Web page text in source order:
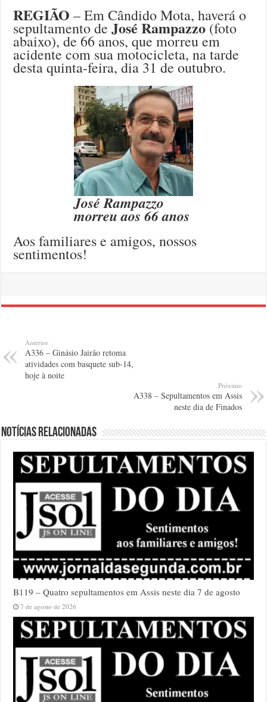
REGIÃO– Em Cândido Mota, haverá o
sepultamento deJosé Rampazzo (foto
abaixo), de 66 anos, que morreu em
acidente com sua motocicleta, na tarde
desta quinta-feira, dia 31 de outubro.
José Rampazzo
morreu aos 66 anos
Aos familiares e amigos, nossos
sentimentos!
Anterior
A336 – Ginásio Jairão retoma
atividades com basquete sub-14,
hoje à noite
Próximo
A338 – Sepultamentos em Assis
neste dia de Finados
Notícias relacionadas
B119 – Quatro sepultamentos em Assis neste dia 7 de agosto
7 de agosto de 2026